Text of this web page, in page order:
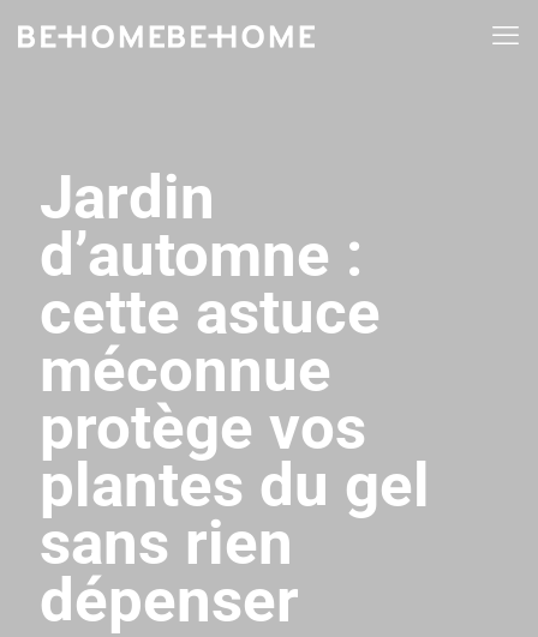
Jardin
d’automne :
cette astuce
méconnue
protège vos
plantes du gel
sans rien
dépenser